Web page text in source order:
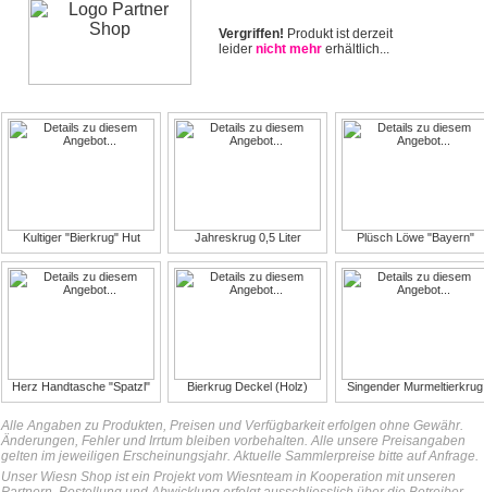
Vergriffen! Produkt ist derzeit
leider nicht mehr erhältlich...
Kultiger "Bierkrug" Hut Jahreskrug 0,5 Liter Plüsch Löwe "Bayern"
Herz Handtasche "Spatzl" Bierkrug Deckel (Holz) Singender Murmeltierkrug
Alle Angaben zu Produkten, Preisen und Verfügbarkeit erfolgen ohne Gewähr.
Änderungen, Fehler und Irrtum bleiben vorbehalten. Alle unsere Preisangaben
gelten im jeweiligen Erscheinungsjahr. Aktuelle Sammlerpreise bitte auf Anfrage.
Unser Wiesn Shop ist ein Projekt vom Wiesnteam in Kooperation mit unseren